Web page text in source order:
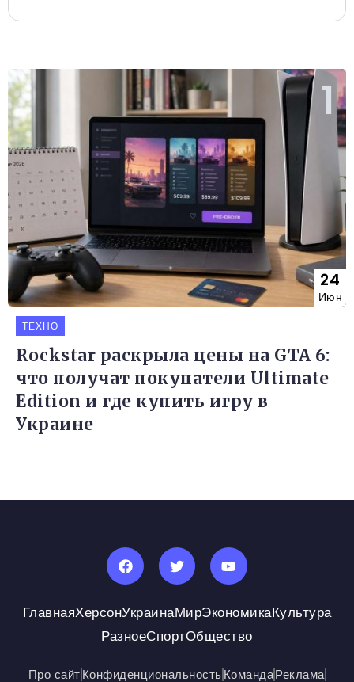
24
Июн
ТЕХНО
Rockstar раскрыла цены на GTA 6:
что получат покупатели Ultimate
Edition и где купить игру в
Украине
ГлавнаяХерсонУкраинаМирЭкономикаКультура
РазноеСпортОбщество
Про сайтКонфиденциональностьКомандаРеклама